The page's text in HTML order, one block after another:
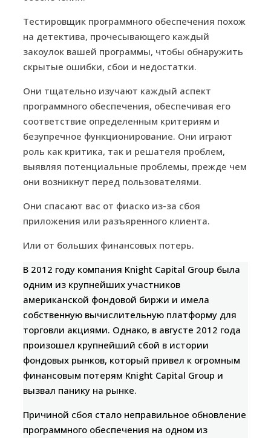
Тестировщик программного обеспечения похож
на детектива, прочесывающего каждый
закоулок вашей программы, чтобы обнаружить
скрытые ошибки, сбои и недостатки.
Они тщательно изучают каждый аспект
программного обеспечения, обеспечивая его
соответствие определенным критериям и
безупречное функционирование. Они играют
роль как критика, так и решателя проблем,
выявляя потенциальные проблемы, прежде чем
они возникнут перед пользователями.
Они спасают вас от фиаско из-за сбоя
приложения или разъяренного клиента.
Или от больших финансовых потерь.
В 2012 году компания Knight Capital Group была
одним из крупнейших участников
американской фондовой биржи и имела
собственную вычислительную платформу для
торговли акциями. Однако, в августе 2012 года
произошел крупнейший сбой в истории
фондовых рынков, который привел к огромным
финансовым потерям Knight Capital Group и
вызвал панику на рынке.
Причиной сбоя стало неправильное обновление
программного обеспечения на одном из